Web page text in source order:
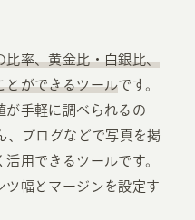
比率、黄金比・白銀比、
とができるツールです。
が手軽に調べられるの
、ブログなどで写真を掲
用できるツールです。
ツ幅とマージンを設定す